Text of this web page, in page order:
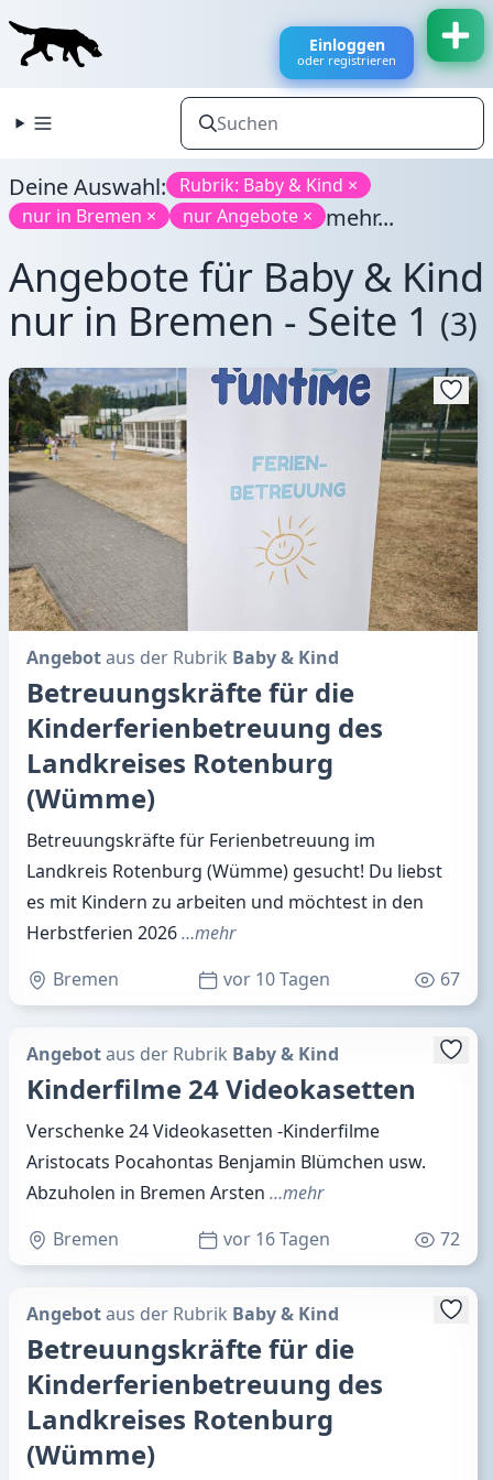
Einloggen
oder registrieren
Deine Auswahl:
Rubrik: Baby & Kind ×
nur in Bremen ×
nur Angebote × mehr...
Angebote für Baby & Kind
nur in Bremen - Seite 1 (3)
Angebotaus der Rubrik Baby & Kind
Betreuungskräfte für die
Kinderferienbetreuung des
Landkreises Rotenburg
(Wümme)
Betreuungskräfte für Ferienbetreuung im
Landkreis Rotenburg (Wümme) gesucht! Du liebst
es mit Kindern zu arbeiten und möchtest in den
Herbstferien 2026…mehr
Bremen
vor 10 Tagen 67
Angebotaus der Rubrik Baby & Kind
Kinderfilme 24 Videokasetten
Verschenke 24 Videokasetten -Kinderfilme
Aristocats Pocahontas Benjamin Blümchen usw.
Abzuholen in Bremen Arsten …mehr
Bremen
vor 16 Tagen 72
Angebotaus der Rubrik Baby & Kind
Betreuungskräfte für die
Kinderferienbetreuung des
Landkreises Rotenburg
(Wümme)